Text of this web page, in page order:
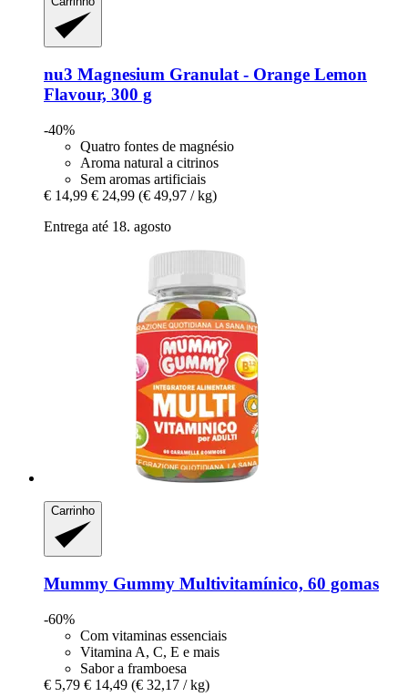
nu3 Magnesium Granulat -​ Orange Lemon
Flavour, 300 g
-40%
Quatro fontes de magnésio
Aroma natural a citrinos
Sem aromas artificiais
€ 14,99 € 24,99 (€ 49,97 / kg)
Entrega até 18. agosto
Carrinho
Mummy Gummy Multivitamínico, 60 gomas
-60%
Com vitaminas essenciais
Vitamina A, C, E e mais
Sabor a framboesa
€ 5,79 € 14,49 (€ 32,17 / kg)